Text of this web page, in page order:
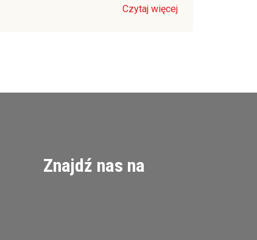
Czytaj więcej
Znajdź nas na